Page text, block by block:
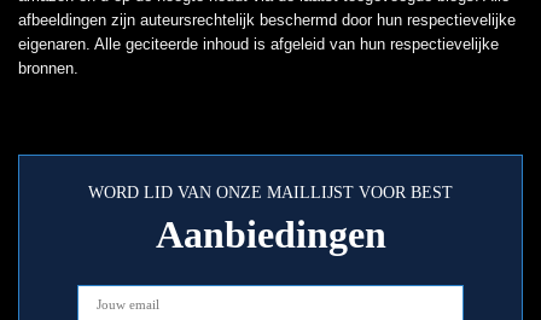
afbeeldingen zijn auteursrechtelijk beschermd door hun respectievelijke
eigenaren. Alle geciteerde inhoud is afgeleid van hun respectievelijke
bronnen.
WORD LID VAN ONZE MAILLIJST VOOR BEST
Aanbiedingen